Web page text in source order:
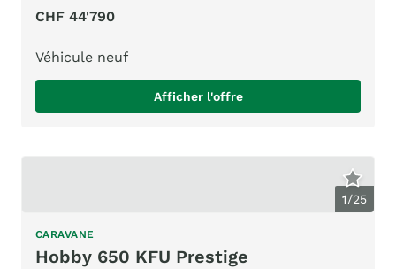
CHF 44'790
Véhicule neuf
Afficher l'offre
1/25
CARAVANE
Hobby 650 KFU Prestige